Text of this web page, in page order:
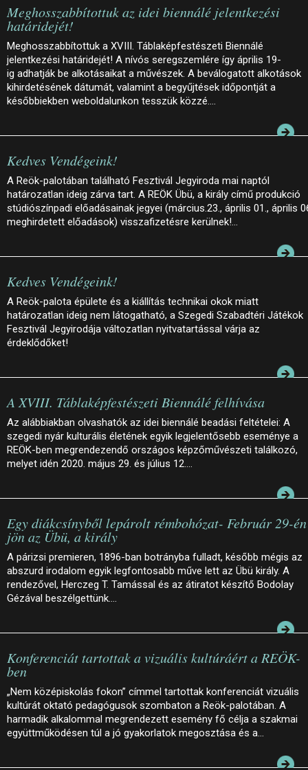
Meghosszabbítottuk az idei biennálé jelentkezési
határidejét!
Meghosszabbítottuk a XVIII. Táblaképfestészeti Biennálé
jelentkezési határidejét! A nívós seregszemlére így április 19-
ig adhatják be alkotásaikat a művészek. A beválogatott alkotások
kihirdetésének dátumát, valamint a begyűjtések időpontját a
későbbiekben weboldalunkon tesszük közzé.…
Kedves Vendégeink!
A Reök-palotában található Fesztivál Jegyiroda mai naptól
határozatlan ideig zárva tart. A REÖK Übü, a király című produkció
stúdiószínpadi előadásainak jegyei (március.23., április 01., április
meghirdetett előadások) visszafizetésre kerülnek!…
Kedves Vendégeink!
A Reök-palota épülete és a kiállítás technikai okok miatt
határozatlan ideig nem látogatható, a Szegedi Szabadtéri Játékok
Fesztivál Jegyirodája változatlan nyitvatartással várja az
érdeklődőket!
A XVIII. Táblaképfestészeti Biennálé felhívása
Az alábbiakban olvashatók az idei biennálé beadási feltételei: A
szegedi nyár kulturális életének egyik legjelentősebb eseménye a
REÖK-ben megrendezendő országos képzőművészeti találkozó,
melyet idén 2020. május 29. és július 12.…
Egy diákcsínyből lepárolt rémbohózat- Február 29-én
jön az Übü, a király
A párizsi premieren, 1896-ban botrányba fulladt, később mégis az
abszurd irodalom egyik legfontosabb műve lett az Übü király. A
rendezővel, Herczeg T. Tamással és az átiratot készítő Bodolay
Gézával beszélgettünk.…
Konferenciát tartottak a vizuális kultúráért a REÖK-
ben
„Nem középiskolás fokon” címmel tartottak konferenciát vizuális
kultúrát oktató pedagógusok szombaton a Reök-palotában. A
harmadik alkalommal megrendezett esemény fő célja a szakmai
együttműködésen túl a jó gyakorlatok megosztása és a…